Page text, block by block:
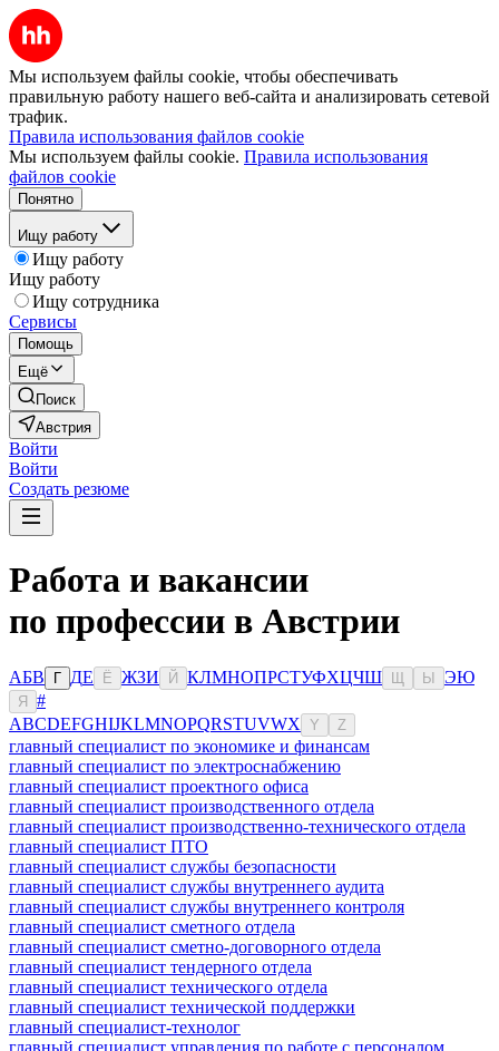
Мы используем файлы cookie, чтобы обеспечивать
правильную работу нашего веб-сайта и анализировать сетевой
трафик.
Правила использования файлов cookie
Мы используем файлы cookie. Правила использования
файлов cookie
Понятно
Ищу работу
Ищу работу
Ищу работу
Ищу сотрудника
Сервисы
Помощь
Ещё
Поиск
Австрия
Войти
Войти
Создать резюме
Работа и вакансии
по профессии в Австрии
АБВ Г ДЕ Ё ЖЗИ Й КЛМНОПРСТУФХЦЧШ Ы ЭЮ
Я
#
ABCDEFGHIJKLMNOPQRSTUVWX Y Z
главный специалист по экономике и финансам
главный специалист по электроснабжению
главный специалист проектного офиса
главный специалист производственного отдела
главный специалист производственно-технического отдела
главный специалист ПТО
главный специалист службы безопасности
главный специалист службы внутреннего аудита
главный специалист службы внутреннего контроля
главный специалист сметного отдела
главный специалист сметно-договорного отдела
главный специалист тендерного отдела
главный специалист технического отдела
главный специалист технической поддержки
главный специалист-технолог
главный специалист управления по работе с персоналом